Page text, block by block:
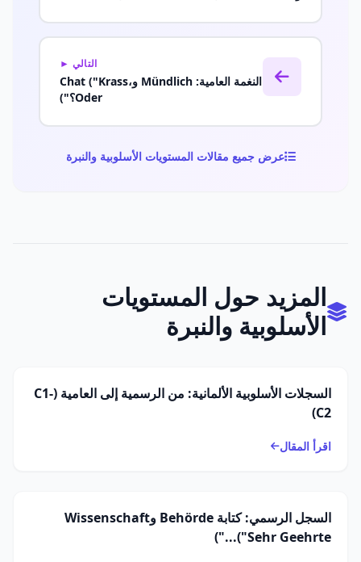
التالي ►
النغمة العامية: Mündlich وChat ("Krass،
Oder؟")
عرض جميع مقالات المستويات الأسلوبية والنبرة
المزيد حول المستويات
الأسلوبية والنبرة
السجلات الأسلوبية الألمانية: من الرسمية إلى العامية (C1-
C2)
اقرأ المقال
السجل الرسمي: كتابة Behörde وWissenschaft
("Sehr Geehrte...")